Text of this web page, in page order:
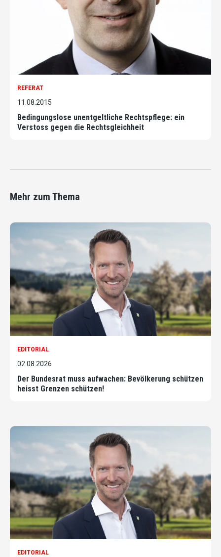
REFERAT
11.08.2015
Bedingungslose unentgeltliche Rechtspflege: ein
Verstoss gegen die Rechtsgleichheit
Mehr zum Thema
EDITORIAL
02.08.2026
Der Bundesrat muss aufwachen: Bevölkerung schützen
heisst Grenzen schützen!
EDITORIAL